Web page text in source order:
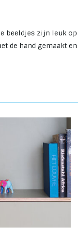
beeldjes zijn leuk
de hand gemaakt